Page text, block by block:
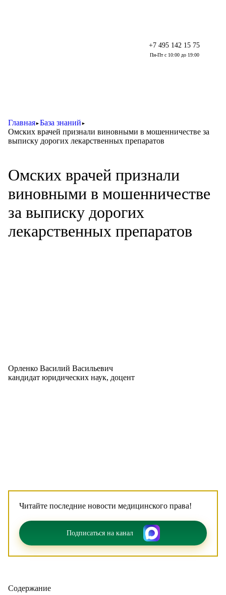
+7 495 142 15 75
Пн-Пт с 10:00 до 19:00
Главная►База знаний►
Омских врачей признали виновными в мошенничестве за
выписку дорогих лекарственных препаратов
Омских врачей признали
виновными в мошенничестве
за выписку дорогих
лекарственных препаратов
Орленко Василий Васильевич
кандидат юридических наук, доцент
Читайте последние новости медицинского права!
Подписаться на канал
Содержание